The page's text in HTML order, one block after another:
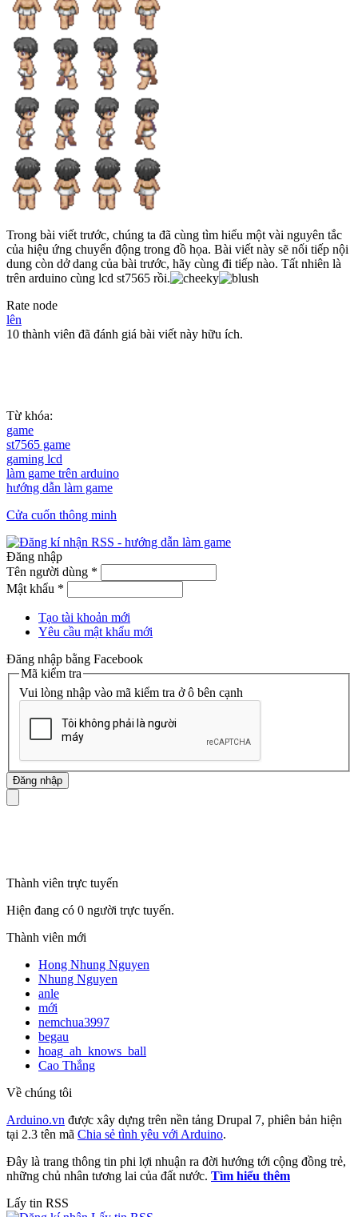
Trong bài viết trước, chúng ta đã cùng tìm hiểu một vài nguyên tắc
của hiệu ứng chuyển động trong đồ họa. Bài viết này sẽ nối tiếp nội
dung còn dở dang của bài trước, hãy cùng đi tiếp nào. Tất nhiên là
trên arduino cùng lcd st7565 rồi.
Rate node
lên
10 thành viên đã đánh giá bài viết này hữu ích.
Từ khóa:
game
st7565 game
gaming lcd
làm game trên arduino
hướng dẫn làm game
Cửa cuốn thông minh
Đăng nhập
Tên người dùng *
Mật khẩu *
Tạo tài khoản mới
Yêu cầu mật khẩu mới
Đăng nhập bằng Facebook
Mã kiểm tra
Vui lòng nhập vào mã kiểm tra ở ô bên cạnh
Thành viên trực tuyến
Hiện đang có 0 người trực tuyến.
Thành viên mới
Hong Nhung Nguyen
Nhung Nguyen
anle
mới
nemchua3997
begau
hoag_ah_knows_ball
Cao Thắng
Về chúng tôi
Arduino.vn được xây dựng trên nền tảng Drupal 7, phiên bản hiện
tại 2.3 tên mã Chia sẻ tình yêu với Arduino.
Đây là trang thông tin phi lợi nhuận ra đời hướng tới cộng đồng trẻ,
những chủ nhân tương lai của đất nước. Tìm hiểu thêm
Lấy tin RSS